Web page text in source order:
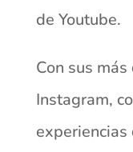
de Youtube.
Con sus
Instagram,